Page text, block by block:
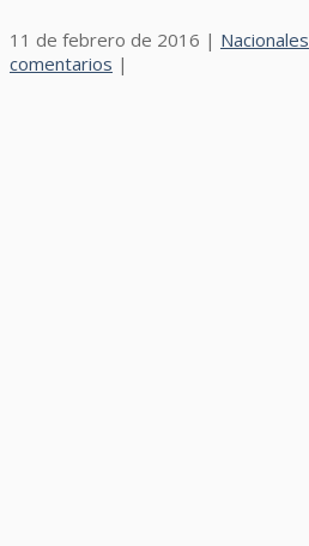
11 de febrero de 2016 | Nacionales
comentarios |